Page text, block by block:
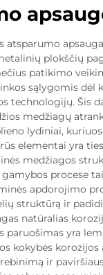
atsparumo
plokščių
patikimo
sąlygomis dėl
technologijų. Šis
medžiagų
lydiniai,
elementai yra
medžiagos
procese
apdorojimo
struktūrą ir
natūralias
paruošimas yra
kokybės korozijos
ir